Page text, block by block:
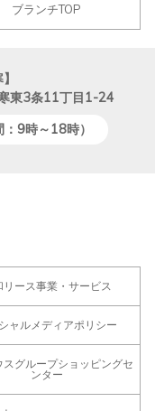
ブランチTOP
東3条11丁目1-24
9時～18時）
リース事業・サービス
ャルメディアポリシー
スグループショッピングセ
ンター